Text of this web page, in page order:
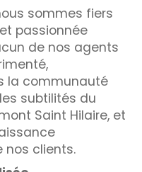
sommes fiers
passionnée
de nos agents
la communauté
subtilités du
Saint Hilaire, et
nos clients.
NOUVEAUTÉS